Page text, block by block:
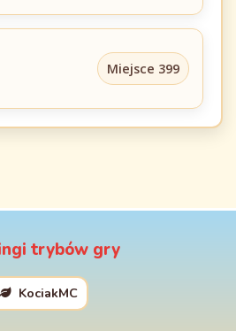
Miejsce 399
trybów gry
KociakMC